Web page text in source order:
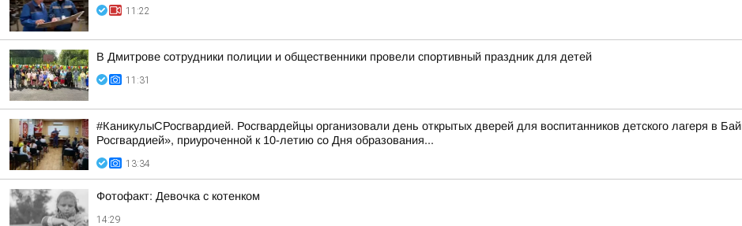
11:22
В Дмитрове сотрудники полиции и общественники провели спортивный праздник для детей
11:31
#КаникулыСРосгвардией. Росгвардейцы организовали день открытых дверей для воспитанников детского лагеря в
Росгвардией», приуроченной к 10-летию со Дня образования...
13:34
Фотофакт: Девочка с котенком
14:29